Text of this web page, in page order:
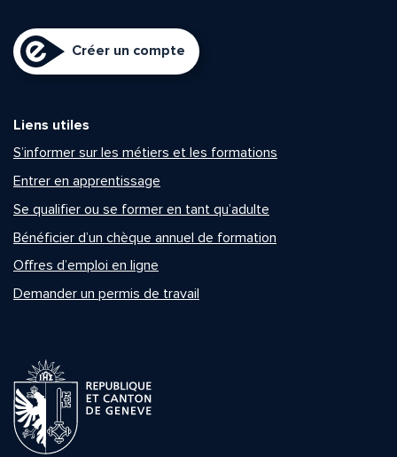
Créer un compte
Liens utiles
S’informer sur les métiers et les formations
Entrer en apprentissage
Se qualifier ou se former en tant qu’adulte
Bénéficier d’un chèque annuel de formation
Offres d’emploi en ligne
Demander un permis de travail